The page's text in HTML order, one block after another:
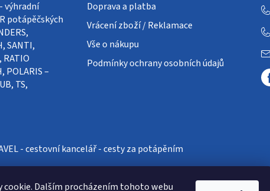
cookie. Dalším procházením tohoto webu
výhradní
potápěčských
SANTI,
RATIO
POLARIS –
TS,
Doprava a platba
Vrácení zboží / Reklamace
Vše o nákupu
Podmínky ochrany osobních údajů
- cestovní kancelář - cesty za potápěním